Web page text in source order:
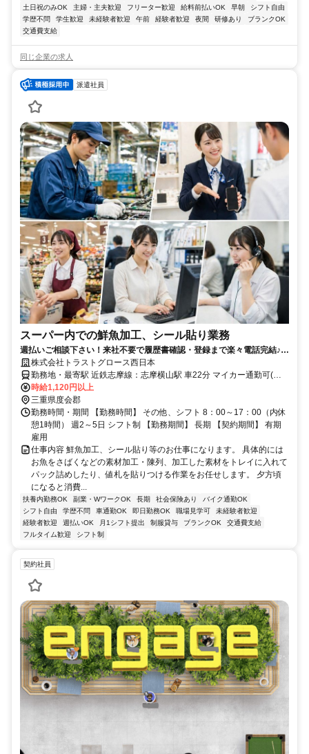
土日祝のみOK
主婦・主夫歓迎 フリーター歓迎 給料前払いOK 早朝
シフト自由
学歴不問
学生歓迎 未経験者歓迎 午前 経験者歓迎 夜間 研修あり
ブランクOK
交通費支給
同じ企業の求人
派遣社員
スーパー内での鮮魚加工、シール貼り業務
週払いご相談下さい！来社不要で履歴書確認・登録まで楽々電話完結♪ピ
ッタリのお仕事をご紹介/25-4084S
株式会社トラストグロース西日本
勤務地・最寄駅 近鉄志摩線：志摩横山駅 車22分 マイカー通勤可(無
料駐車場あり)
時給1,120円以上
三重県度会郡
勤務時間・期間 【勤務時間】 その他、シフト 8：00～17：00（内休
憩1時間） 週2～5日 シフト制 【勤務期間】 長期 【契約期間】 有期
雇用
仕事内容 鮮魚加工、シール貼り等のお仕事になります。 具体的には
お魚をさばくなどの素材加工・陳列、加工した素材をトレイに入れて
パック詰めしたり、値札を貼りつける作業をお任せします。 夕方頃
になると消費...
扶養内勤務OK 副業・WワークOK 長期 社会保険あり
バイク通勤OK
シフト自由
学歴不問 車通勤OK 即日勤務OK 職場見学可
未経験者歓迎
経験者歓迎
週払いOK 月1シフト提出 制服貸与 ブランクOK
交通費支給
フルタイム歓迎
シフト制
契約社員